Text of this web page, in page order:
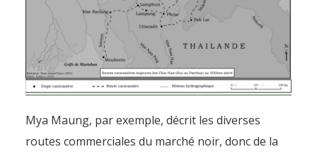
Mya Maung, par exemple, décrit les diverses
routes commerciales du marché noir, donc de la